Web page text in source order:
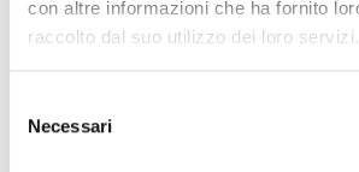
con altre informazioni che ha fornito
raccolto dal suo utilizzo dei loro servizi.
delNecessari
battenti